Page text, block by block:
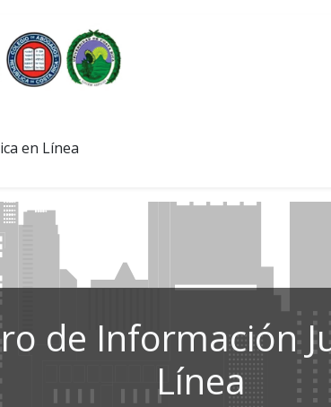
en Línea
de Información
Línea